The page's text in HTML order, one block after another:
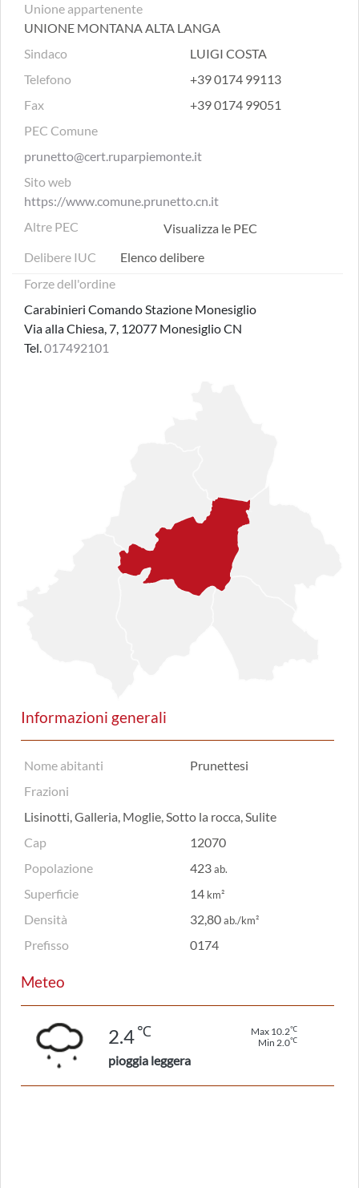
Unione appartenente
UNIONE MONTANA ALTA LANGA
Sindaco
LUIGI COSTA
Telefono
+39 0174 99113
Fax
+39 0174 99051
PEC Comune
prunetto@cert.ruparpiemonte.it
Sito web
https://www.comune.prunetto.cn.it
Altre PEC
Visualizza le PEC
Delibere IUC
Elenco delibere
Forze dell'ordine
Carabinieri Comando Stazione Monesiglio
Via alla Chiesa, 7, 12077 Monesiglio CN
Tel.017492101
Informazioni generali
Nome abitanti
Prunettesi
Frazioni
Lisinotti, Galleria, Moglie, Sotto la rocca, Sulite
Cap
12070
Popolazione
423ab.
Superficie 14 km²
Densità 32,80ab./km²
Prefisso 0174
Meteo
2.4℃ Max 10.2℃
Min 2.0℃
pioggia leggera